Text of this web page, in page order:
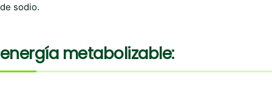
de sodio.
energía metabolizable: